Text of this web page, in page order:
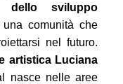
dello sviluppo
comunità che
nel futuro.
artistica Luciana
nasce nelle aree